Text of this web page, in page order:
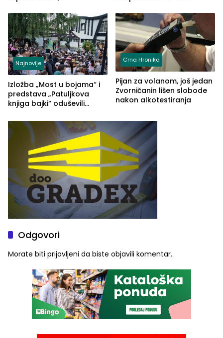
Pašić im održao čas
(FOTO)
Najnovije
Izložba „Most u bojama“ i
predstava „Patuljkova
knjiga bajki“ oduševili
Crna Hronika
Pijan za volanom, još jedan
Zvorničanin lišen slobode
nakon alkotestiranja
Odgovori
Morate biti prijavljeni da biste objavili komentar.